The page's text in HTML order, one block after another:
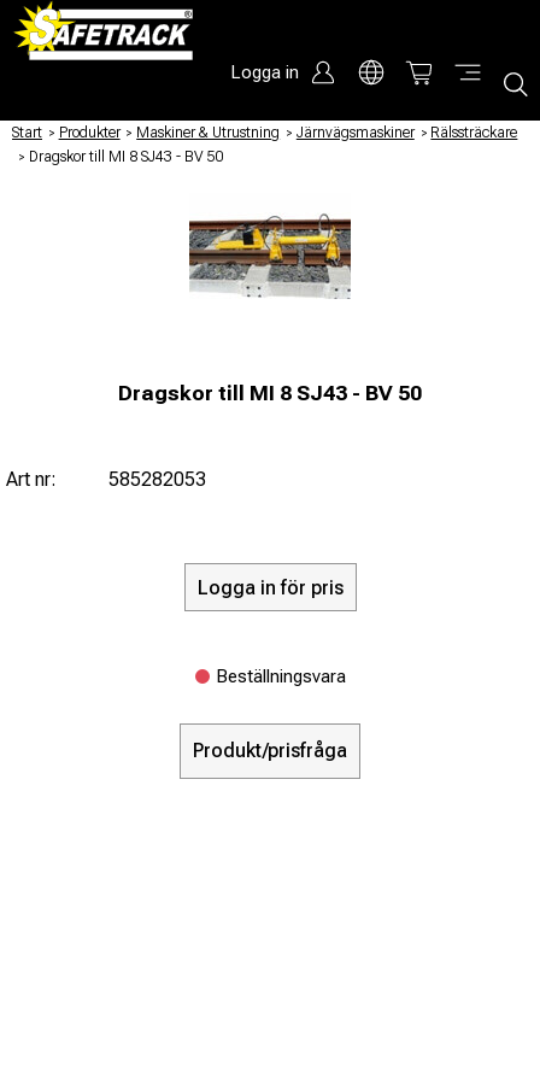
Logga in
Start / Produkter / Maskiner & Utrustning / Järnvägsmaskiner / Rälssträckare
/ Dragskor till MI 8 SJ43 - BV 50
Dragskor till MI 8 SJ43 - BV 50
Art nr: 585282053
Logga in för pris
Beställningsvara
Produkt/prisfråga